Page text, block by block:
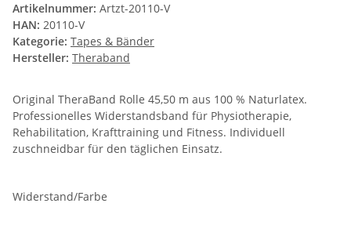
Artikelnummer: Artzt-20110-V
HAN: 20110-V
Kategorie: Tapes & Bänder
Hersteller: Theraband
Original TheraBand Rolle 45,50 m aus 100 % Naturlatex.
Professionelles Widerstandsband für Physiotherapie,
Rehabilitation, Krafttraining und Fitness. Individuell
zuschneidbar für den täglichen Einsatz.
Widerstand/Farbe